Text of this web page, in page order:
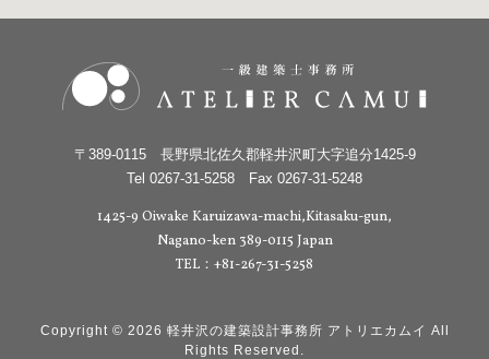
〒389-0115 長野県北佐久郡軽井沢町大字追分1425-9
Tel 0267-31-5258 Fax 0267-31-5248
1425-9 Oiwake Karuizawa-machi,Kitasaku-gun,
Nagano-ken 389-0115 Japan
TEL：+81-267-31-5258
Copyright © 2026 軽井沢の建築設計事務所 アトリエカムイ All
Rights Reserved.